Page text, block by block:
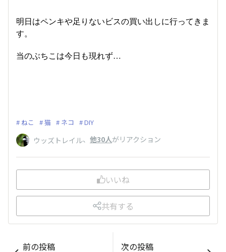
明日はペンキや足りないビスの買い出しに行ってきま
す。
当のぶちこは今日も現れず…
ねこ 猫 ネコ DIY
ウッズトレイル、 他30人がリアクション
いいね
共有する
前の投稿
次の投稿